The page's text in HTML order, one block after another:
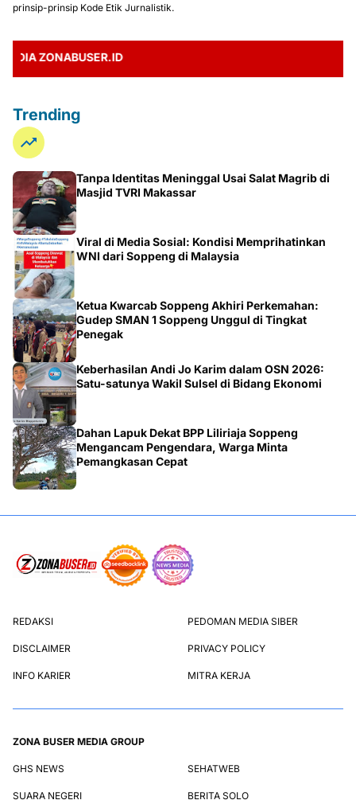
prinsip-prinsip Kode Etik Jurnalistik.
ZONABUSER.ID
Trending
Tanpa Identitas Meninggal Usai Salat Magrib di
Masjid TVRI Makassar
Viral di Media Sosial: Kondisi Memprihatinkan
WNI dari Soppeng di Malaysia
Ketua Kwarcab Soppeng Akhiri Perkemahan:
Gudep SMAN 1 Soppeng Unggul di Tingkat
Penegak
Keberhasilan Andi Jo Karim dalam OSN 2026:
Satu-satunya Wakil Sulsel di Bidang Ekonomi
Dahan Lapuk Dekat BPP Liliriaja Soppeng
Mengancam Pengendara, Warga Minta
Pemangkasan Cepat
REDAKSI PEDOMAN MEDIA SIBER
DISCLAIMER PRIVACY POLICY
INFO KARIER MITRA KERJA
ZONA BUSER MEDIA GROUP
GHS NEWS SEHATWEB
SUARA NEGERI BERITA SOLO